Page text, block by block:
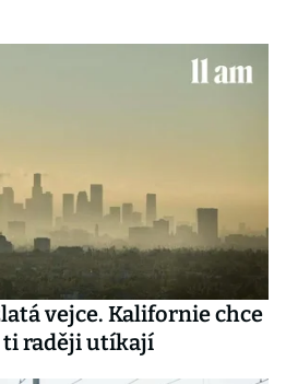
vejce. Kalifornie chce
raději utíkají